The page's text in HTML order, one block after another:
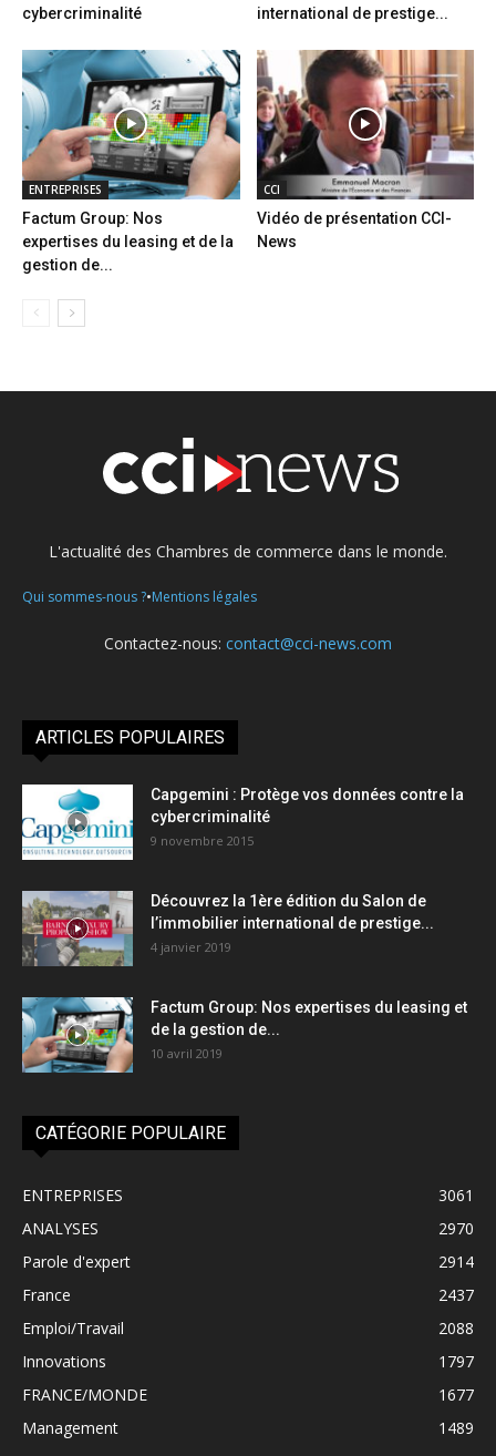
cybercriminalité
international de prestige...
ENTREPRISES
Factum Group: Nos
expertises du leasing et de la
gestion de...
CCI
Vidéo de présentation CCI-
News
L'actualité des Chambres de commerce dans le monde.
Qui sommes-nous ?•Mentions légales
Contactez-nous: contact@cci-news.com
ARTICLES POPULAIRES
Capgemini : Protège vos données contre la
cybercriminalité
9 novembre 2015
Découvrez la 1ère édition du Salon de
l’immobilier international de prestige...
4 janvier 2019
Factum Group: Nos expertises du leasing et
de la gestion de...
10 avril 2019
CATÉGORIE POPULAIRE
ENTREPRISES
3061
ANALYSES
2970
Parole d'expert
2914
France
2437
Emploi/Travail
2088
Innovations
1797
FRANCE/MONDE
1677
Management
1489